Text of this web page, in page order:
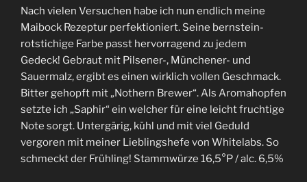
Nach vielen Versuchen habe ich nun endlich meine
Maibock Rezeptur perfektioniert. Seine bernstein-
rotstichige Farbe passt hervorragend zu jedem
Gedeck! Gebraut mit Pilsener-, Münchener- und
Sauermalz, ergibt es einen wirklich vollen Geschmack.
Bitter gehopft mit „Nothern Brewer“. Als Aromahopfen
setzte ich „Saphir“ ein welcher für eine leicht fruchtige
Note sorgt. Untergärig, kühl und mit viel Geduld
vergoren mit meiner Lieblingshefe von Whitelabs. So
schmeckt der Frühling! Stammwürze 16,5°P / alc. 6,5%